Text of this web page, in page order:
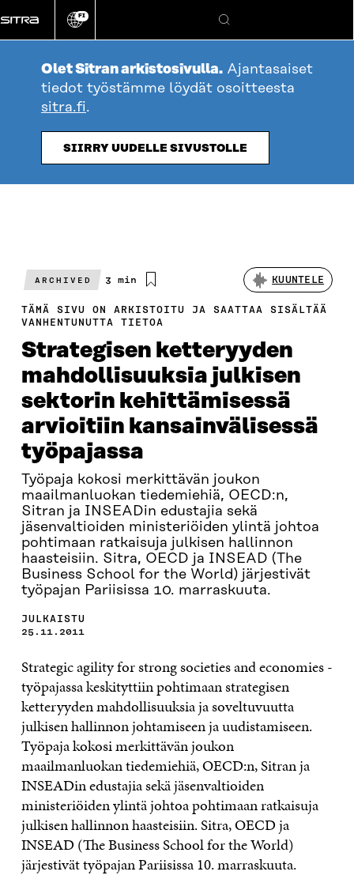
suoraan
sisältöön
Vaihda
kieli
FI
Hae
Olet Sitran arkistosivulla. Ajantasaiset
tiedot työstämme löydät osoitteesta
sitra.fi.
SIIRRY UUDELLE SIVUSTOLLE
ARCHIVED
Arvioitu
3 min KUUNTELE
TÄMÄ SIVU ON ARKISTOITU JA SAATTAA SISÄLTÄÄ
VANHENTUNUTTA TIETOA
Strategisen ketteryyden
mahdollisuuksia julkisen
sektorin kehittämisessä
arvioitiin kansainvälisessä
työpajassa
Työpaja kokosi merkittävän joukon
maailmanluokan tiedemiehiä, OECD:n,
Sitran ja INSEADin edustajia sekä
jäsenvaltioiden ministeriöiden ylintä johtoa
pohtimaan ratkaisuja julkisen hallinnon
haasteisiin. Sitra, OECD ja INSEAD (The
Business School for the World) järjestivät
työpajan Pariisissa 10. marraskuuta.
JULKAISTU
25.11.2011
Strategic agility for strong societies and economies -
työpajassa keskityttiin pohtimaan strategisen
ketteryyden mahdollisuuksia ja soveltuvuutta
julkisen hallinnon johtamiseen ja uudistamiseen.
Työpaja kokosi merkittävän joukon
maailmanluokan tiedemiehiä, OECD:n, Sitran ja
INSEADin edustajia sekä jäsenvaltioiden
ministeriöiden ylintä johtoa pohtimaan ratkaisuja
julkisen hallinnon haasteisiin. Sitra, OECD ja
INSEAD (The Business School for the World)
järjestivät työpajan Pariisissa 10. marraskuuta.